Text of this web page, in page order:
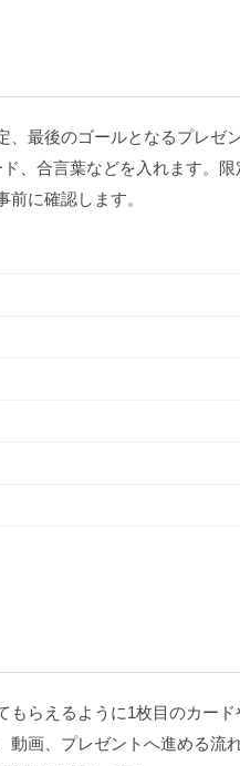
、最後のゴールとなるプレゼ
、合言葉などを入れます。限
に確認します。
もらえるように1枚目のカード
動画、プレゼントへ進める流